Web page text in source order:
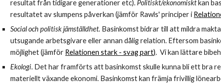
resultat från tidigare generationer etc). Politiskt/ekonomiskt kan
resultatet av slumpens påverkan (jämför Rawls' principer i
Social och politisk jämställdhet. Basinkomst bidrar till att mildra
utsugande arbetsgivare eller annan dålig relation. Eftersom
möjlighet (jämför Relationen stark - svag part).  Vi kan lättare
Ekologi. Det har framförts att basinkomst skulle kunna bli ett bra
materiellt växande ekonomi. Basinkomst kan främja frivillig